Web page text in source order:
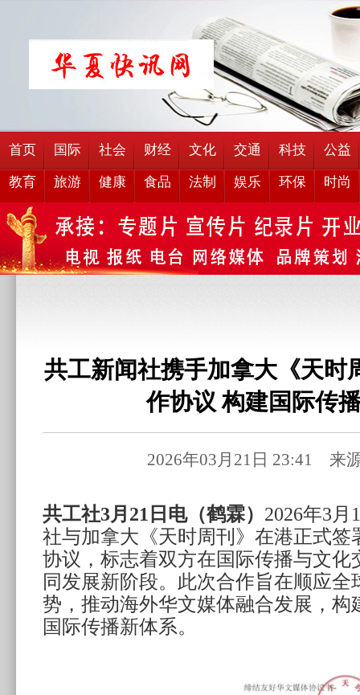
首页 国际 社会 财经 文化 交通 科技 公益
教育 旅游 健康 食品 法制 娱乐 环保 时尚
共工新闻社携手加拿大《天时
作协议 构建国际传
2026年03月21日 23:41 来
共工社3月21日电（鹤霖） 2026年3
社与加拿大《天时周刊》在港正式签
协议，标志着双方在国际传播与文化
同发展新阶段。此次合作旨在顺应全
势，推动海外华文媒体融合发展，构
国际传播新体系。